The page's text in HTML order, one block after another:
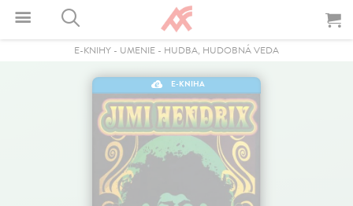
E-KNIHY - UMENIE - HUDBA, HUDOBNÁ VEDA
E-KNIHA